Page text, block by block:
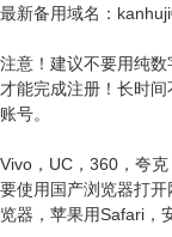
最新备用域名：
注意！建议不要用纯
才能完成注册！长时
账号。
Vivo，UC，360，夸
要使用国产浏览器打
览器，苹果用Safari，